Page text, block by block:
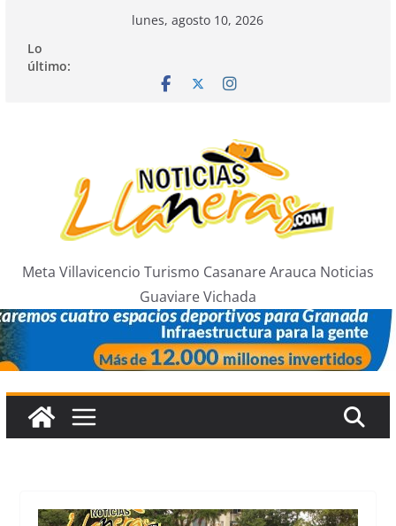
contenido
lunes, agosto 10, 2026
Lo
último:
Meta Villavicencio Turismo Casanare Arauca Noticias
Guaviare Vichada